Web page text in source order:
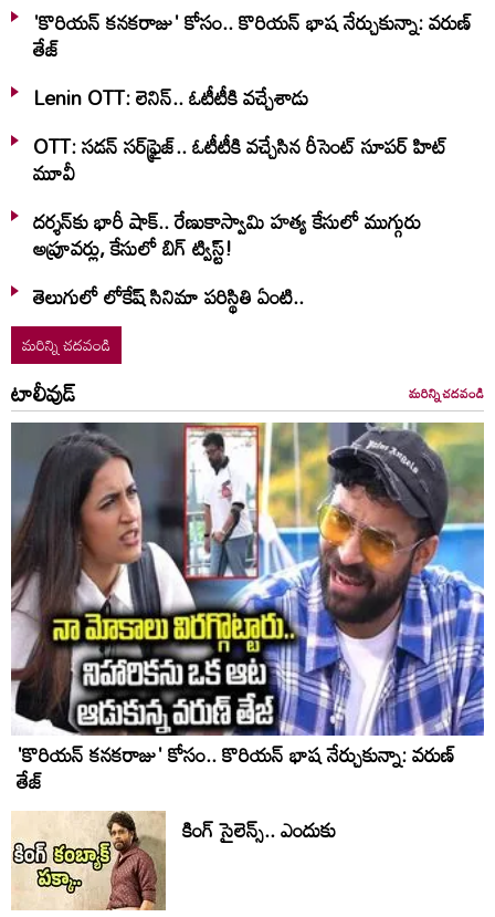
'కొరియన్ కనకరాజు' కోసం.. కొరియన్ భాష నేర్చుకున్నా: వరుణ్
తేజ్
Lenin OTT: లెనిన్.. ఓటీటీకి వ‌చ్చేశాడు
OTT: స‌డ‌న్ స‌ర్‌ఫ్రైజ్‌.. ఓటీటీకి వ‌చ్చేసిన రీసెంట్ సూప‌ర్ హిట్
మూవీ
దర్శన్‌కు భారీ షాక్.. రేణుకాస్వామి హత్య కేసులో ముగ్గురు
అప్రూవర్లు, కేసులో బిగ్ ట్విస్ట్!
తెలుగులో లోకేష్ సినిమా పరిస్థితి ఏంటి..
మరిన్ని చదవండి
టాలీవుడ్ మరిన్ని చదవండి
'కొరియన్ కనకరాజు' కోసం.. కొరియన్ భాష నేర్చుకున్నా: వరుణ్
తేజ్
కింగ్ సైలెన్స్.. ఎందుకు